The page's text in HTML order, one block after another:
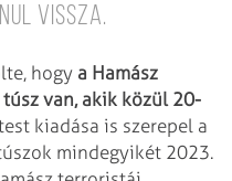
vissza.
hogy a Hamász
van, akik közül 20-
kiadása is szerepel a
mindegyikét 2023.